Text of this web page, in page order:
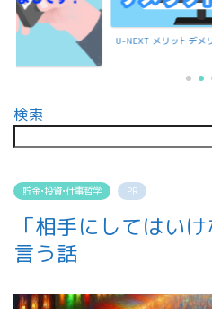
デメリットのまとめ
メルカリ教室を受講
検索
貯金•投資•仕事哲学 PR
「相手にしてはい
言う話